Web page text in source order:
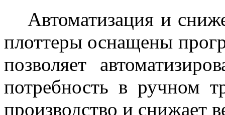
Автоматизация и
плоттеры оснащены
позволяет
потребность в ручном
производство и снижает